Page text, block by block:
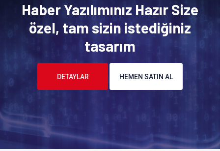
Haber Yazılımınız Hazır Size
özel, tam sizin istediğiniz
tasarım
DETAYLAR HEMEN SATIN AL